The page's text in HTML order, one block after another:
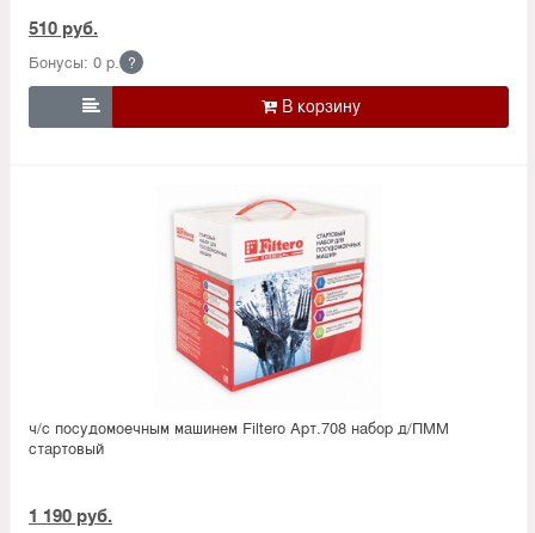
510 руб.
Бонусы: 0 р. ?

ч/с посудомоечным машинем Filtero Арт.708 набор д/ПММ
стартовый
1 190 руб.